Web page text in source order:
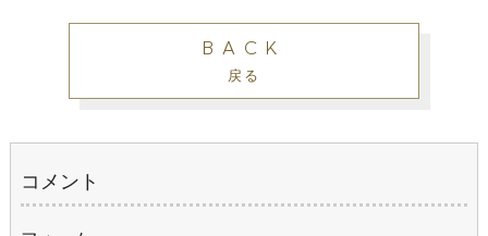
BACK
戻る
コメント